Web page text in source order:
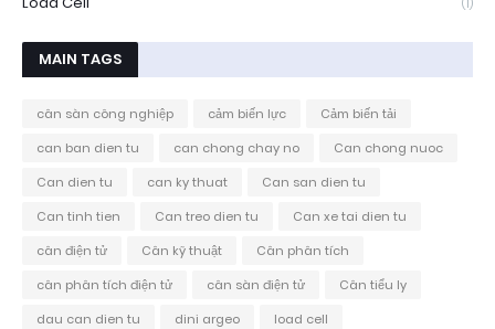
(1)
MAIN TAGS
cân sàn công nghiệp cảm biến lực
Cảm biến tải
can ban dien tu
can chong chay no
Can chong nuoc
Can dien tu
can ky thuat
Can san dien tu
Can tinh tien
Can treo dien tu
Can xe tai dien tu
cân điện tử
Cân kỹ thuật
Cân phân tích
cân phân tích điện tử
cân sàn điện tử
Cân tiểu ly
dau can dien tu
dini argeo load cell